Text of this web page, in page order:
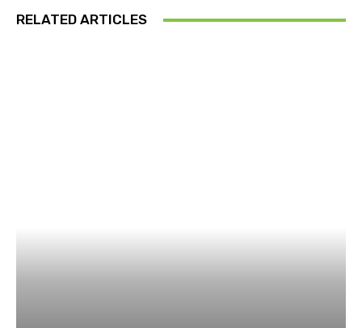
RELATED ARTICLES